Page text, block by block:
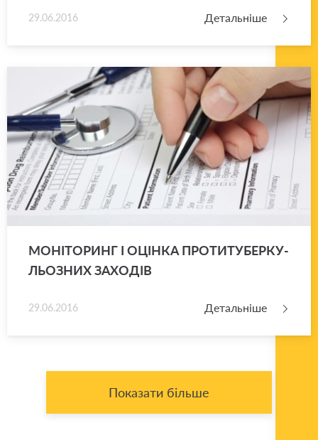
29.06.2016 Детальніше
МО­НІ­ТО­РИНГ І ОЦІН­КА ПРО­ТИ­ТУ­БЕР­КУ­
ЛЬО­ЗНИХ ЗА­ХО­ДІВ
29.06.2016 Детальніше
Показати більше